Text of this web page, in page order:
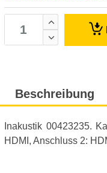
Beschreibung
Inakustik 00423235.
HDMI, Anschluss 2: